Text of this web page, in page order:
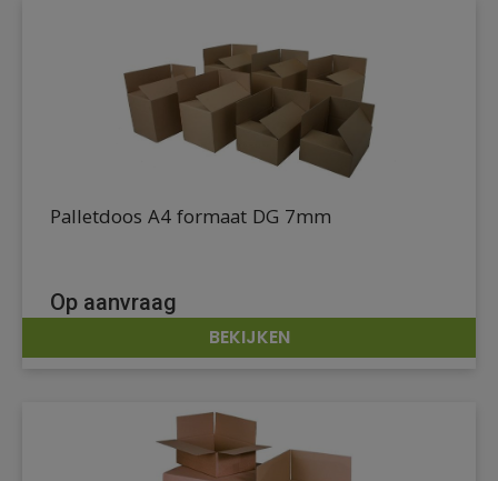
DETAILS
Palletdoos A4 formaat DG 7mm
Op aanvraag
BEKIJKEN